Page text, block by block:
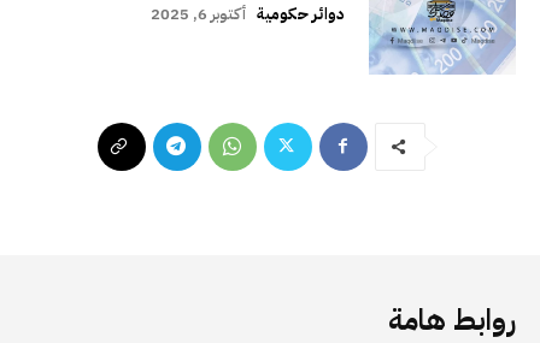
دوائر حكومية أكتوبر 6, 2025
روابط هامة